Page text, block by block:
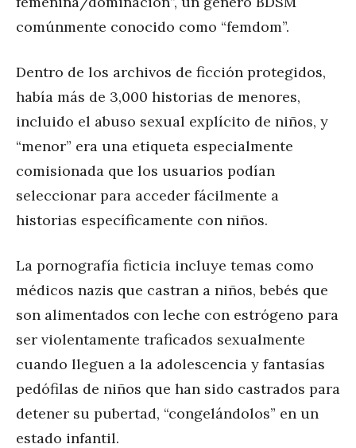
comúnmente conocido como “femdom”.
Dentro de los archivos de ficción protegidos,
había más de 3,000 historias de menores,
incluido el abuso sexual explícito de niños, y
“menor” era una etiqueta especialmente
comisionada que los usuarios podían
seleccionar para acceder fácilmente a
historias específicamente con niños.
La pornografía ficticia incluye temas como
médicos nazis que castran a niños, bebés que
son alimentados con leche con estrógeno para
ser violentamente traficados sexualmente
cuando lleguen a la adolescencia y fantasías
pedófilas de niños que han sido castrados para
detener su pubertad, “congelándolos” en un
estado infantil.